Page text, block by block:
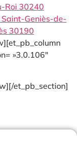
Roi 30240
Geniès-de-
30190
»3.0.106″
et_pb_section]